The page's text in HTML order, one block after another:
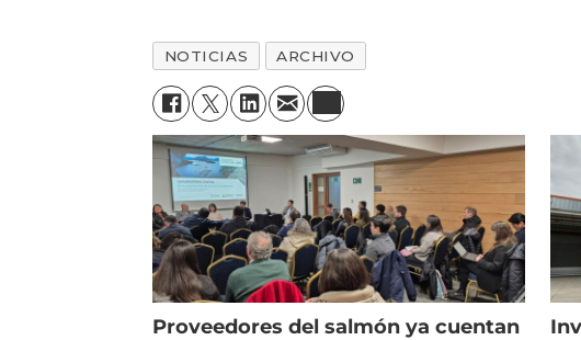
NOTICIAS ARCHIVO
Proveedores del salmón ya cuentan